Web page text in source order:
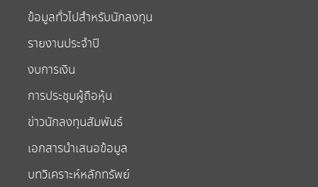
ข้อมูลทั่วไปสำหรับนักลงทุน
รายงานประจำปี
งบการเงิน
การประชุมผู้ถือหุ้น
ข่าวนักลงทุนสัมพันธ์
เอกสารนำเสนอข้อมูล
บทวิเคราะห์หลักทรัพย์